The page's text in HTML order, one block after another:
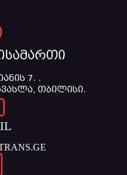
7. .
თბილისი.